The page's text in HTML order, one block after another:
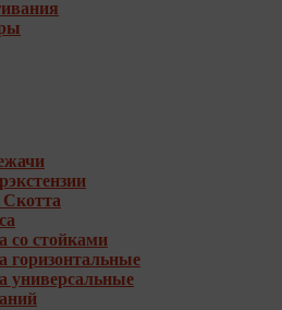
Скотта
со стойками
горизонтальные
универсальные